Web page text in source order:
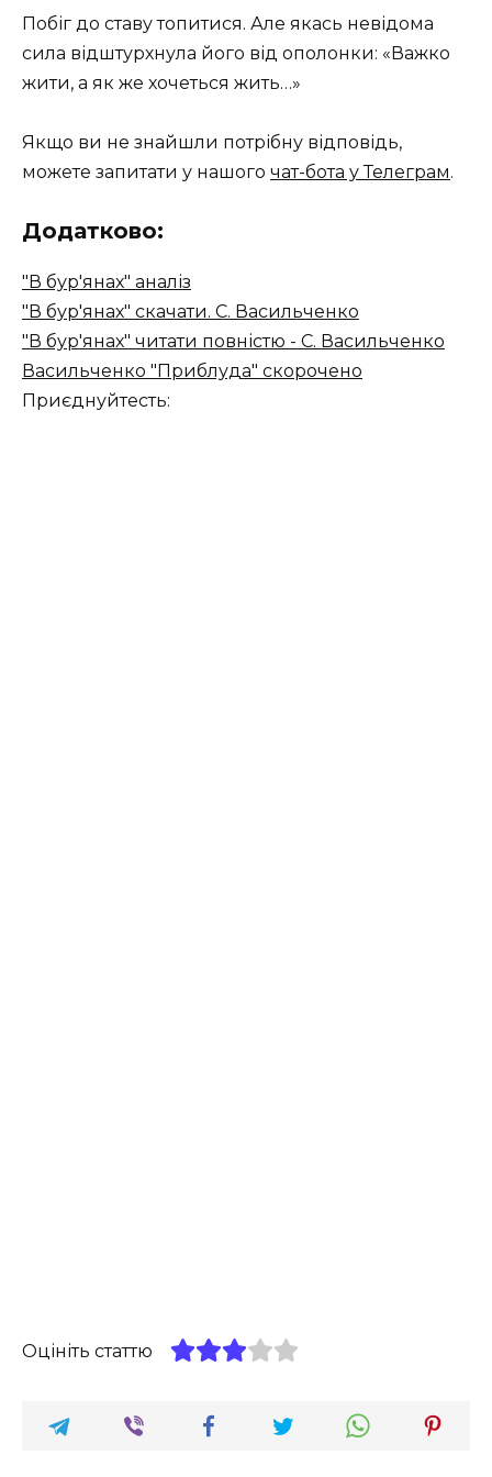
Побіг до ставу топитися. Але якась невідома
сила відштурхнула його від ополонки: «Важко
жити, а як же хочеться жить…»
Якщо ви не знайшли потрібну відповідь,
можете запитати у нашого чат-бота у Телеграм.
Додатково:
"В бур'янах" аналіз
"В бур'янах" скачати. С. Васильченко
"В бур'янах" читати повністю - С. Васильченко
Васильченко "Приблуда" скорочено
Приєднуйтесть:
Оцініть статтю